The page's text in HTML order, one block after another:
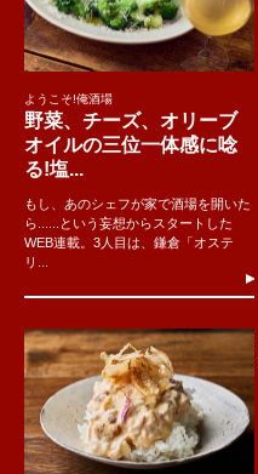
ようこそ!俺酒場
野菜、チーズ、オリーブ
オイルの三位一体感に唸
る!塩...
もし、あのシェフが家で酒場を開いた
ら......という妄想からスタートした
WEB連載。3人目は、鎌倉「オステ
リ...